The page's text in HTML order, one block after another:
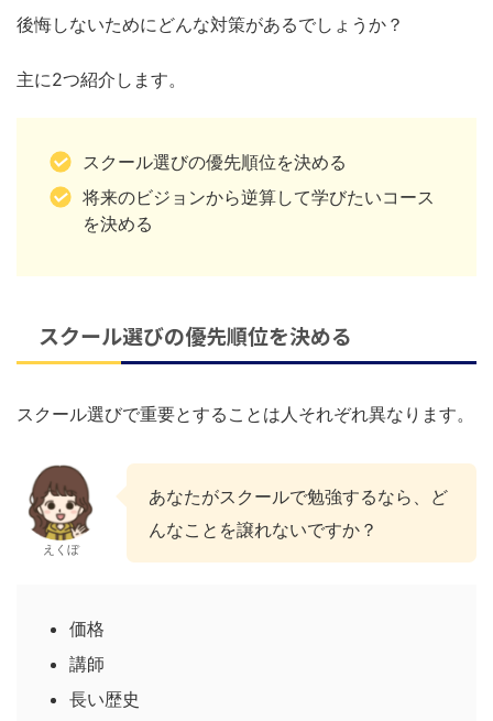
後悔しないためにどんな対策があるでしょうか？
主に2つ紹介します。
スクール選びの優先順位を決める
将来のビジョンから逆算して学びたいコース
を決める
スクール選びの優先順位を決める
スクール選びで重要とすることは人それぞれ異なります。
えくぼ
あなたがスクールで勉強するなら、ど
んなことを譲れないですか？
価格
講師
長い歴史